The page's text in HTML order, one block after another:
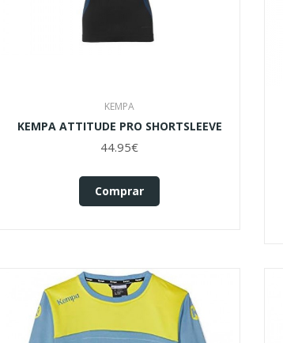
KEMPA
KEMPA ATTITUDE PRO SHORTSLEEVE
44.95€
Comprar